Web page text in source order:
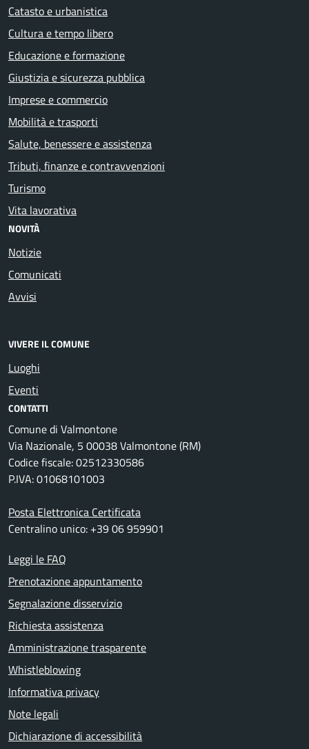
Catasto e urbanistica
Cultura e tempo libero
Educazione e formazione
Giustizia e sicurezza pubblica
Imprese e commercio
Mobilità e trasporti
Salute, benessere e assistenza
Tributi, finanze e contravvenzioni
Turismo
Vita lavorativa
NOVITÀ
Notizie
Comunicati
Avvisi
VIVERE IL COMUNE
Luoghi
Eventi
CONTATTI
Comune di Valmontone
Via Nazionale, 5 00038 Valmontone (RM)
Codice fiscale: 02512330586
P.IVA: 01068101003
Posta Elettronica Certificata
Centralino unico: +39 06 959901
Leggi le FAQ
Prenotazione appuntamento
Segnalazione disservizio
Richiesta assistenza
Amministrazione trasparente
Whistleblowing
Informativa privacy
Note legali
Dichiarazione di accessibilità